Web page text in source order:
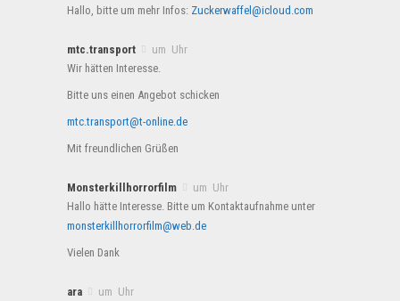
Hallo, bitte um mehr Infos: Zuckerwaffel@icloud.com
mtc.transport
um Uhr
Wir hätten Interesse.
Bitte uns einen Angebot schicken
mtc.transport@t-online.de
Mit freundlichen Grüßen
Monsterkillhorrorfilm
um Uhr
Hallo hätte Interesse. Bitte um Kontaktaufnahme unter
monsterkillhorrorfilm@web.de
Vielen Dank
ara
um Uhr